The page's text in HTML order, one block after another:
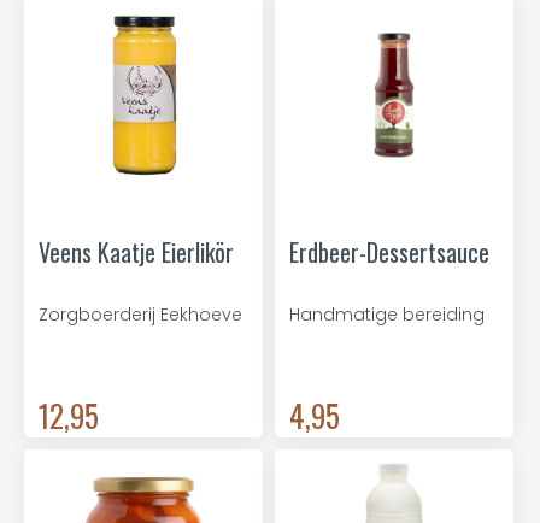
Veens Kaatje Eierlikör
Zorgboerderij Eekhoeve
12,95
Erdbeer-Dessertsauce
Handmatige bereiding
4,95